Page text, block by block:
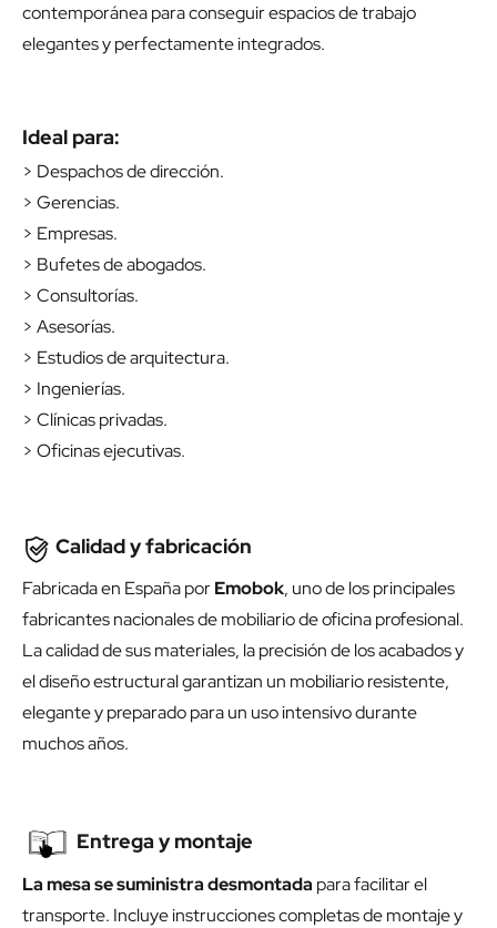
contemporánea para conseguir espacios de trabajo
elegantes y perfectamente integrados.
Ideal para:
> Despachos de dirección.
> Gerencias.
> Empresas.
> Bufetes de abogados.
> Consultorías.
> Asesorías.
> Estudios de arquitectura.
> Ingenierías.
> Clínicas privadas.
> Oficinas ejecutivas.
Calidad y fabricación
Fabricada en España porEmobok, uno de los principales
fabricantes nacionales de mobiliario de oficina profesional.
La calidad de sus materiales, la precisión de los acabados y
el diseño estructural garantizan un mobiliario resistente,
elegante y preparado para un uso intensivo durante
muchos años.
Entrega y montaje
La mesa se suministra desmontada para facilitar el
transporte. Incluye instrucciones completas de montaje y